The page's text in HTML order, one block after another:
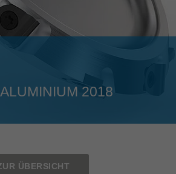
français
2018
ÜBERSICHT